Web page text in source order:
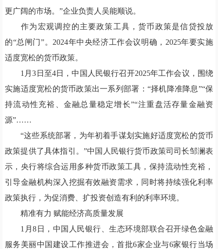
更广阔的市场。”企业负责人吴能顺说。
作为宏观调控的主要政策工具，货币政策是信贷投放
的“总闸门”。2024年中央经济工作会议明确，2025年要实施
适度宽松的货币政策。
1月3日至4日，中国人民银行召开2025年工作会议，围绕
实施适度宽松的货币政策出一系列部署：“择机降准降息”“保
持流动性充裕、金融总量稳定增长”“注重盘活存量金融资
源”……
“这些系统部署，为年初着手谋划实施好适度宽松的货币
政策提供了具体指引。”中国人民银行货币政策司司长邹澜表
示，央行将综合运用多种货币政策工具，保持流动性充裕，
引导金融机构深入挖掘有效融资需求，同时将持续强化利率
政策执行，为促消费、扩投资创造有利的利率环境。
精准有力 赋能经济高质量发展
1月8日，中国人民银行、生态环境部联合召开绿色金融
服务美丽中国建设工作推进会，首批6家企业与6家银行当场